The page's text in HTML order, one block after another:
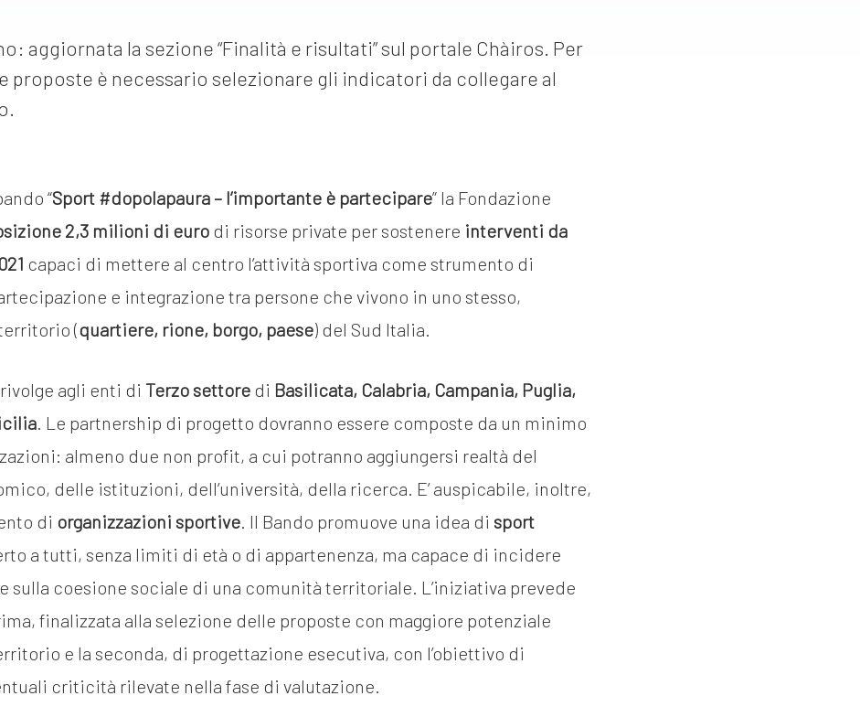
aggiornata la sezione “Finalità e risultati” sul portale Chàiros. Per
proposte è necessario selezionare gli indicatori da collegare al
“Sport #dopolapaura – l’importante è partecipare” la Fondazione
2,3 milioni di euro di risorse private per sostenere interventi da
capaci di mettere al centro l’attività sportiva come strumento di
e integrazione tra persone che vivono in uno stesso,
(quartiere, rione, borgo, paese) del Sud Italia.
agli enti di Terzo settore di Basilicata, Calabria, Campania, Puglia,
. Le partnership di progetto dovranno essere composte da un minimo
almeno due non profit, a cui potranno aggiungersi realtà del
delle istituzioni, dell’università, della ricerca. E’ auspicabile, inoltre,
di organizzazioni sportive. Il Bando promuove una idea di sport
a tutti, senza limiti di età o di appartenenza, ma capace di incidere
sulla coesione sociale di una comunità territoriale. L’iniziativa prevede
finalizzata alla selezione delle proposte con maggiore potenziale
e la seconda, di progettazione esecutiva, con l’obiettivo di
criticità rilevate nella fase di valutazione.